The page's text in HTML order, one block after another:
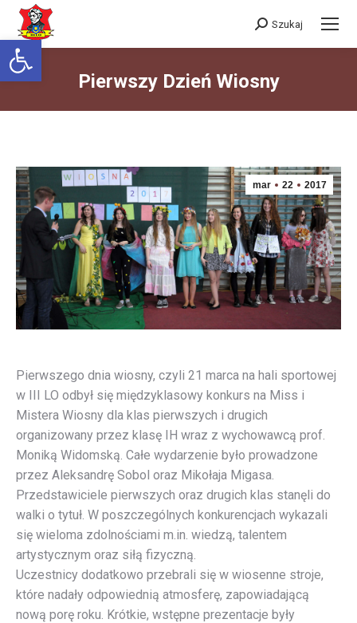
Otwórz pasek narzędzi
Szukaj:
Szukaj
Pierwszy Dzień Wiosny
mar 22 2017
Pierwszego dnia wiosny, czyli 21 marca na hali sportowej
w III LO odbył się międzyklasowy konkurs na Miss i
Mistera Wiosny dla klas pierwszych i drugich
organizowany przez klasę IH wraz z wychowawcą prof.
Moniką Widomską. Całe wydarzenie było prowadzone
przez Aleksandrę Sobol oraz Mikołaja Migasa.
Przedstawiciele pierwszych oraz drugich klas stanęli do
walki o tytuł. W poszczególnych konkurencjach wykazali
się wieloma zdolnościami m.in. wiedzą, talentem
artystycznym oraz siłą fizyczną.
Uczestnicy dodatkowo przebrali się w wiosenne stroje,
które nadały odpowiednią atmosferę, zapowiadającą
nową porę roku. Krótkie, wstępne prezentacje były